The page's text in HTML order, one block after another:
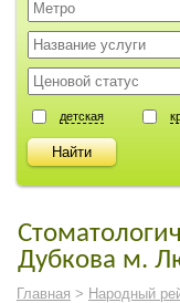
детская
Дубкова м.
Главная > Народный